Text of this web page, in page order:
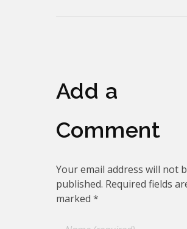
Add a
Comment
Your email address will not
published. Required fields
marked *